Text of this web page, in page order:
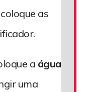
as
a água
uma